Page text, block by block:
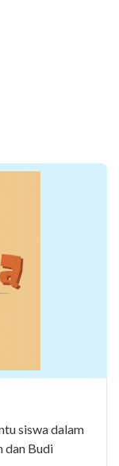
siswa dalam
dan Budi